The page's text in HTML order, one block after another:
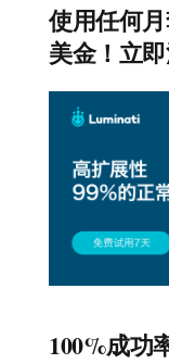
使用任何
美金！立
100%成功